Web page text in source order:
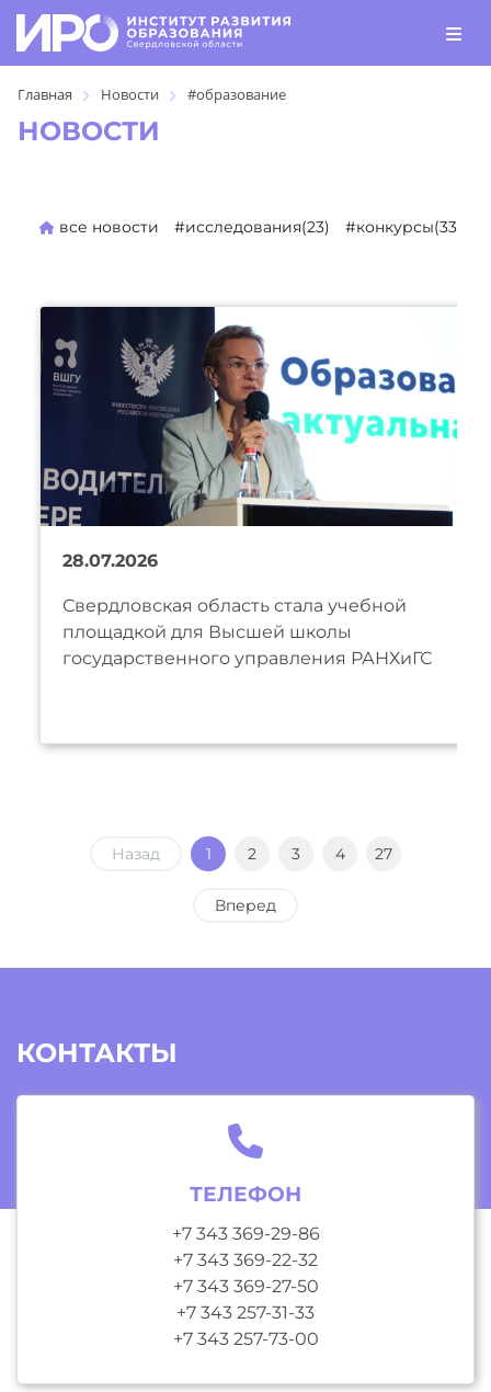
Главная Новости #образование
НОВОСТИ
все новости #исследования(23) #конкурсы(330)
28.07.2026
Свердловская область стала учебной
площадкой для Высшей школы
государственного управления РАНХиГС
Назад 1 2 3 4 27
Вперед
КОНТАКТЫ
ТЕЛЕФОН
+7 343 369-29-86
+7 343 369-22-32
+7 343 369-27-50
+7 343 257-31-33
+7 343 257-73-00